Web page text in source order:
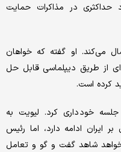
حداکثری در مذاکرات حمایت
می‌کند. او گفته که خواهان
از طریق دیپلماسی قابل حل
کرده است.
خودداری کرد. لیویت به
ایران ادامه دارد، اما رئیس
شاهد گفت و گو و تعامل